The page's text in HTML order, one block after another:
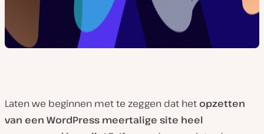
Laten we beginnen met te zeggen dat het opzetten
van een WordPress meertalige site heel